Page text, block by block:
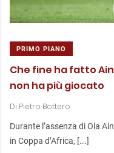
PRIMO PIANO
Che fine ha fatto
non ha più giocato
Di Pietro Bottero
Durante l’assenza di Ola
in Coppa d’Africa, [...]